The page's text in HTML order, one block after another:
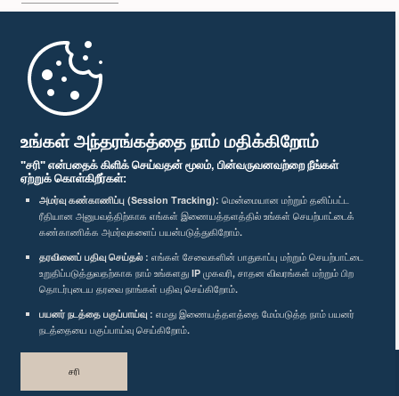
உங்கள் அந்தரங்கத்தை நாம் மதிக்கிறோம்
"சரி" என்பதைக் கிளிக் செய்வதன் மூலம், பின்வருவனவற்றை நீங்கள்
ஏற்றுக் கொள்கிறீர்கள்:
அமர்வு கண்காணிப்பு (Session Tracking): மென்மையான மற்றும் தனிப்பட்ட
ரீதியான அனுபவத்திற்காக எங்கள் இணையத்தளத்தில் உங்கள் செயற்பாட்டைக்
கண்காணிக்க அமர்வுகளைப் பயன்படுத்துகிறோம்.
தரவினைப் பதிவு செய்தல் : எங்கள் சேவைகளின் பாதுகாப்பு மற்றும் செயற்பாட்டை
உறுதிப்படுத்துவதற்காக நாம் உங்களது IP முகவரி, சாதன விவரங்கள் மற்றும் பிற
தொடர்புடைய தரவை நாங்கள் பதிவு செய்கிறோம்.
பயனர் நடத்தை பகுப்பாய்வு : எமது இணையத்தளத்தை மேம்படுத்த நாம் பயனர்
நடத்தையை பகுப்பாய்வு செய்கிறோம்.
சரி
முதற்பக்கம்
பாராளுமன்ற கையடக்க செயலி
எம்மை பின்தொடர்க :
விருதுகள்
தனியுரிமைக் கொள்கை